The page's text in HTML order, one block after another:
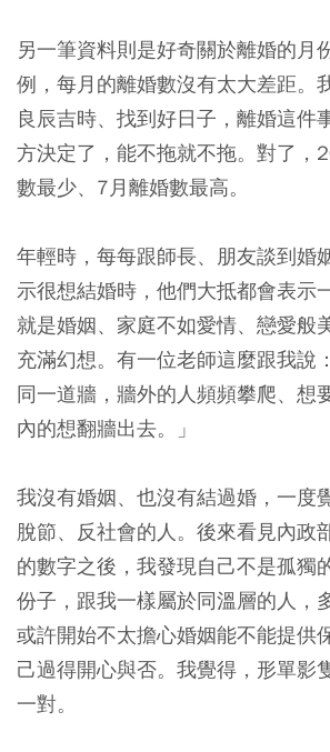
另一筆資料則是好奇關於離婚的月
例，每月的離婚數沒有太大差距。
良辰吉時、找到好日子，離婚這件
方決定了，能不拖就不拖。對了，
數最少、7月離婚數最高。
年輕時，每每跟師長、朋友談到婚
示很想結婚時，他們大抵都會表示
就是婚姻、家庭不如愛情、戀愛般
充滿幻想。有一位老師這麼跟我說
同一道牆，牆外的人頻頻攀爬、想
內的想翻牆出去。」
我沒有婚姻、也沒有結過婚，一度
脫節、反社會的人。後來看見內政
的數字之後，我發現自己不是孤獨
份子，跟我一樣屬於同溫層的人，
或許開始不太擔心婚姻能不能提供
己過得開心與否。我覺得，形單影
一對。